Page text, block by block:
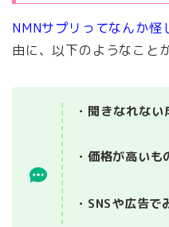
NMNサプリってなんか怪
由に、以下のようなこと
・聞きなれな
・価格が高いも
・SNSや広告